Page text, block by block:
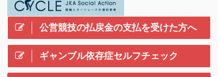
公営競技の払戻金の支払を受けた方へ
ギャンブル依存症セルフチェック